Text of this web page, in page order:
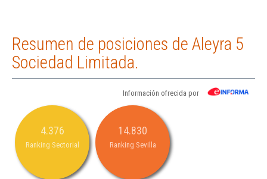
Resumen de posiciones de Aleyra 5
Sociedad Limitada.
Información ofrecida por
4.376
Ranking Sectorial
14.830
Ranking Sevilla